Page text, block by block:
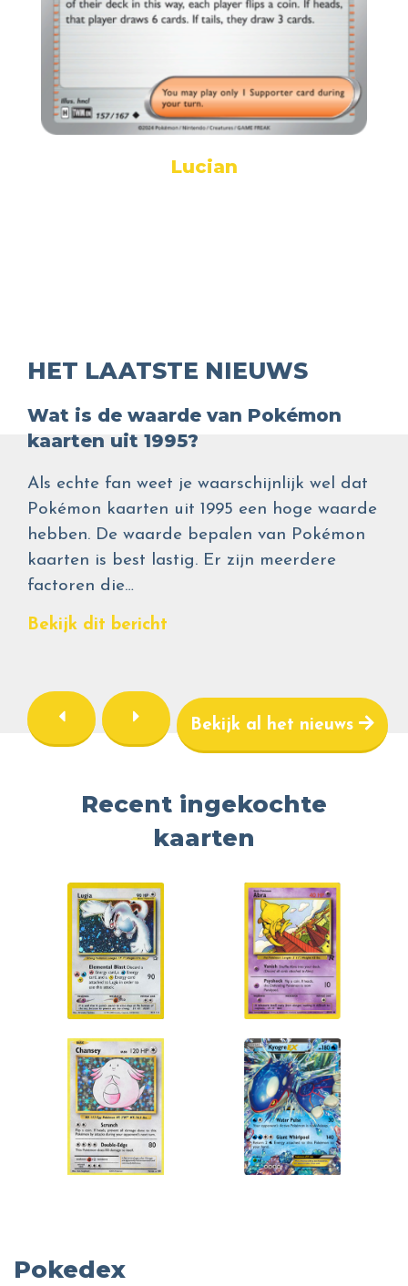
Lucian
HET LAATSTE NIEUWS
Wat is de waarde van Pokémon
kaarten uit 1995?
Als echte fan weet je waarschijnlijk wel dat
Pokémon kaarten uit 1995 een hoge waarde
hebben. De waarde bepalen van Pokémon
kaarten is best lastig. Er zijn meerdere
factoren die…
Bekijk dit bericht
Bekijk al het nieuws
Recent ingekochte
kaarten
Pokedex